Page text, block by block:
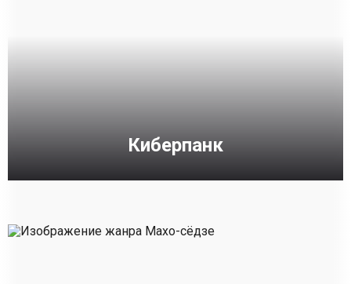
Киберпанк